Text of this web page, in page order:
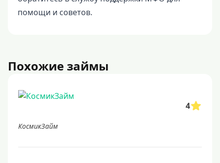
помощи и советов.
Похожие займы
4
КосмикЗайм